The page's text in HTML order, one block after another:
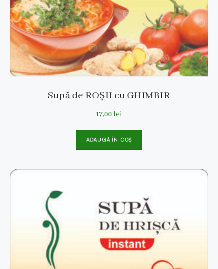
Supă de ROȘII cu GHIMBIR
17,00lei
ADAUGĂ ÎN COȘ